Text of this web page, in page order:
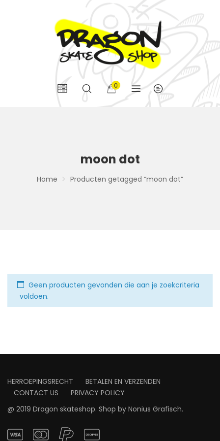
0
moon dot
Home Producten getagged “moon dot”
Geen producten gevonden die aan je zoekcriteria
voldoen.
HERROEPINGSRECHT
BETALEN EN VERZENDEN
CONTACT US
PRIVACY POLICY
@ 2019 Dragon skateshop. Shop by Nonius Grafisch.